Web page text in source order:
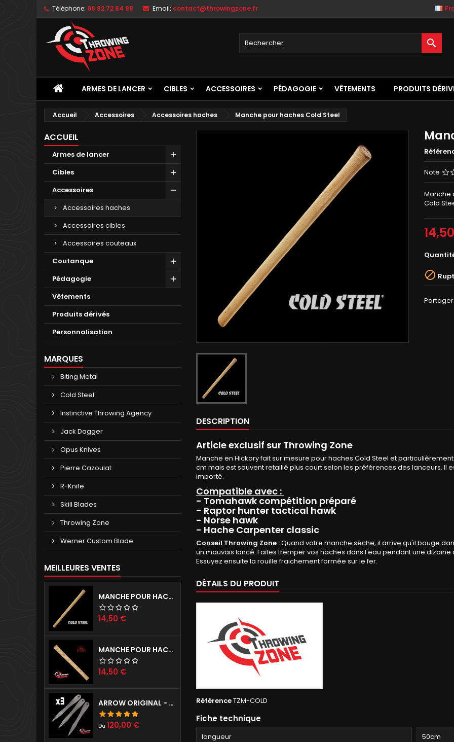
Téléphone: 06 82 72 84 88 Email: contact@throwingzone.fr

ARMES DE LANCER CIBLES ACCESSOIRES PÉDAGOGIE VÊTEMENTS PRODUITS
Accueil Accessoires Accessoires haches Manche pour haches Cold Steel
ACCUEIL
Armes de lancer
Cibles
Accessoires
Accessoires haches
Accessoires cibles
Accessoires couteaux
Coutanque
Pédagogie
Vêtements
Produits dérivés
Personnalisation
MARQUES
Biting Metal
Cold Steel
Instinctive Throwing Agency
Jack Dagger
Opus Knives
Pierre Cazoulat
R-Knife
Skill Blades
Throwing Zone
Werner Custom Blade
MEILLEURES VENTES
MANCHE POUR HACHES COLD STEEL
Prix
14,50 €
MANCHE POUR HACHE RINALDI
Prix
14,50 €
ARROW ORIGINAL - SET DE 3
Du Prix
120,00 €
Note
Manche
Cold

Partager
DESCRIPTION
Article exclusif sur Throwing Zone
Manche en Hickory fait sur mesure pour haches Cold Steel et
cm mais est souvent retaillé plus court selon les préférences des lanceurs. Il
importé.
Compatible avec :
- Tomahawk compétition préparé
- Raptor hunter tactical hawk
- Norse hawk
- Hache Carpenter classic
Conseil Throwing Zone :Quand votre manche sèche, il arrive qu'il bouge
un mauvais lancé. Faites tremper vos haches dans l'eau pendant une
Essuyez ensuite la rouille fraichement formée sur le fer.
DÉTAILS DU PRODUIT
RéférenceTZM-COLD
Fiche technique
longueur 50cm